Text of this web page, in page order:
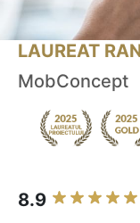
LAUREAT
MobConcept
8.9